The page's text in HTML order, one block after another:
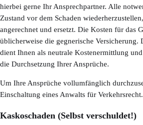
hierbei gerne Ihr Ansprechpartner. Alle
Zustand vor dem Schaden
angerechnet und ersetzt. Die Kosten für das
üblicherweise die gegnerische Versicherung.
dient Ihnen als neutrale Kostenermittlung
die Durchsetzung Ihrer Ansprüche.
Um Ihre Ansprüche vollumfänglich
Einschaltung eines Anwalts für Verkehrsrecht.
Kaskoschaden (Selbst verschuldet!)